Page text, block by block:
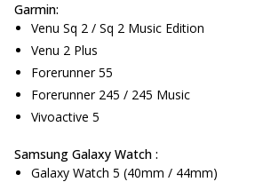
Garmin:
Venu Sq 2 / Sq 2 Music Edition
Venu 2 Plus
Forerunner 55
Forerunner 245 / 245 Music
Vivoactive 5
Samsung Galaxy Watch :
Galaxy Watch 5 (40mm / 44mm)